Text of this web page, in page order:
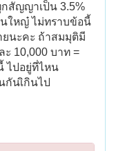
กสัญญาเป็น 3.5%
นใหญ๋ ไม่ทราบข้อนี้
ยนะคะ ถ้าสมมุติมี
10,000 บาท =
ไปอยู่ที่ไหน
กันเิกินไป